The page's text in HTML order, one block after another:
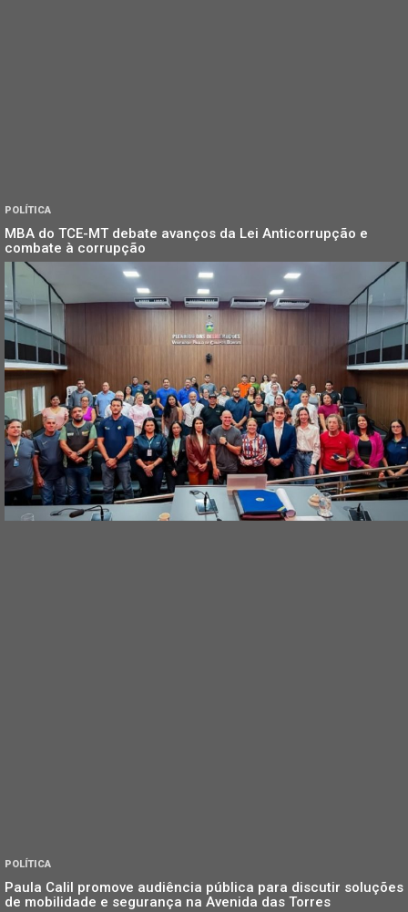
POLÍTICA
MBA do TCE-MT debate avanços da Lei Anticorrupção e
combate à corrupção
POLÍTICA
Paula Calil promove audiência pública para discutir soluções
de mobilidade e segurança na Avenida das Torres